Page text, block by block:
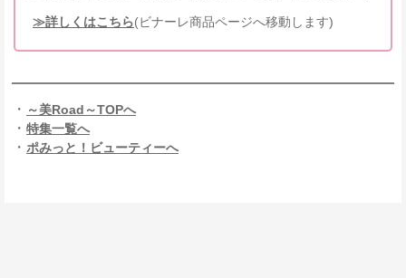
≫詳しくはこちら(ビナーレ商品ページへ移動します)
・ ～美Road～TOPへ
・ 特集一覧へ
・ ポみっと！ビューティーへ